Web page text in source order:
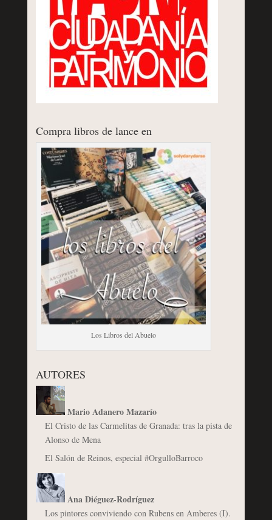
Compra libros de lance en
Los Libros del Abuelo
AUTORES
Mario Adanero Mazarío
El Cristo de las Carmelitas de Granada: tras la pista de
Alonso de Mena
El Salón de Reinos, especial #OrgulloBarroco
Ana Diéguez-Rodríguez
Los pintores conviviendo con Rubens en Amberes (I).